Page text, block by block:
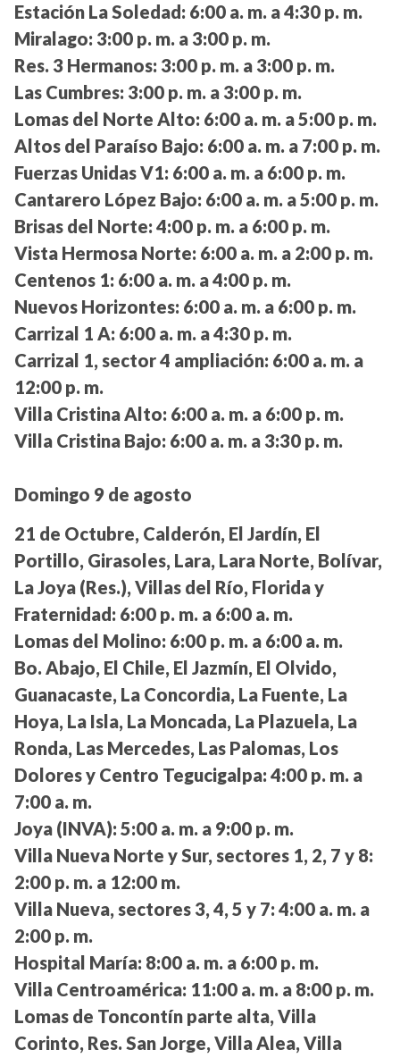
Estación La Soledad: 6:00 a. m. a 4:30 p. m.
Miralago: 3:00 p. m. a 3:00 p. m.
Res. 3 Hermanos: 3:00 p. m. a 3:00 p. m.
Las Cumbres: 3:00 p. m. a 3:00 p. m.
Lomas del Norte Alto: 6:00 a. m. a 5:00 p. m.
Altos del Paraíso Bajo: 6:00 a. m. a 7:00 p. m.
Fuerzas Unidas V1: 6:00 a. m. a 6:00 p. m.
Cantarero López Bajo: 6:00 a. m. a 5:00 p. m.
Brisas del Norte: 4:00 p. m. a 6:00 p. m.
Vista Hermosa Norte: 6:00 a. m. a 2:00 p. m.
Centenos 1: 6:00 a. m. a 4:00 p. m.
Nuevos Horizontes: 6:00 a. m. a 6:00 p. m.
Carrizal 1 A: 6:00 a. m. a 4:30 p. m.
Carrizal 1, sector 4 ampliación: 6:00 a. m. a
12:00 p. m.
Villa Cristina Alto: 6:00 a. m. a 6:00 p. m.
Villa Cristina Bajo: 6:00 a. m. a 3:30 p. m.
Domingo 9 de agosto
21 de Octubre, Calderón, El Jardín, El
Portillo, Girasoles, Lara, Lara Norte, Bolívar,
La Joya (Res.), Villas del Río, Florida y
Fraternidad: 6:00 p. m. a 6:00 a. m.
Lomas del Molino: 6:00 p. m. a 6:00 a. m.
Bo. Abajo, El Chile, El Jazmín, El Olvido,
Guanacaste, La Concordia, La Fuente, La
Hoya, La Isla, La Moncada, La Plazuela, La
Ronda, Las Mercedes, Las Palomas, Los
Dolores y Centro Tegucigalpa: 4:00 p. m. a
7:00 a. m.
Joya (INVA): 5:00 a. m. a 9:00 p. m.
Villa Nueva Norte y Sur, sectores 1, 2, 7 y 8:
2:00 p. m. a 12:00 m.
Villa Nueva, sectores 3, 4, 5 y 7: 4:00 a. m. a
2:00 p. m.
Hospital María: 8:00 a. m. a 6:00 p. m.
Villa Centroamérica: 11:00 a. m. a 8:00 p. m.
Lomas de Toncontín parte alta, Villa
Corinto, Res. San Jorge, Villa Alea, Villa